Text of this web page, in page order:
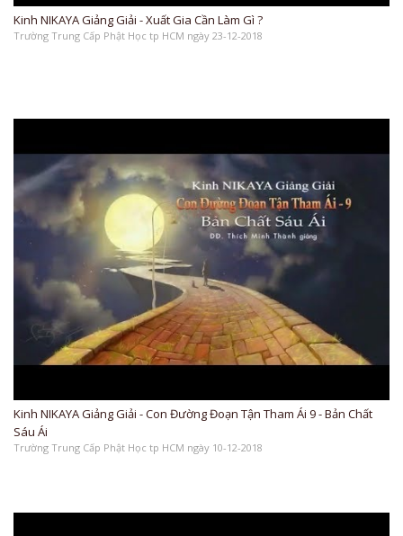
Kinh NIKAYA Giảng Giải - Xuất Gia Cần Làm Gì ?
Trường Trung Cấp Phật Học tp HCM ngày 23-12-2018
Kinh NIKAYA Giảng Giải - Con Đường Đoạn Tận Tham Ái 9 - Bản Chất
Sáu Ái
Trường Trung Cấp Phật Học tp HCM ngày 10-12-2018